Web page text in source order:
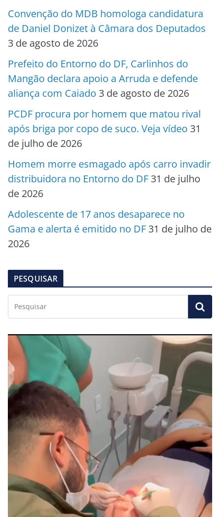
Convenção do MDB homologa candidatura
de Daniel Donizet à Câmara dos Deputados
3 de agosto de 2026
Prefeito do Entorno do DF, Carlinhos do
Mangão declara apoio a Arruda e defende
aliança com Caiado 3 de agosto de 2026
PCDF procura por homem que matou rival
após briga por copo de suco. Veja vídeo 31
de julho de 2026
Homem morre esmagado após carro invadir
distribuidora no Entorno do DF 31 de julho
de 2026
Adolescente de 17 anos desaparece no
Gama e alerta é emitido no DF 31 de julho de
2026
PESQUISAR